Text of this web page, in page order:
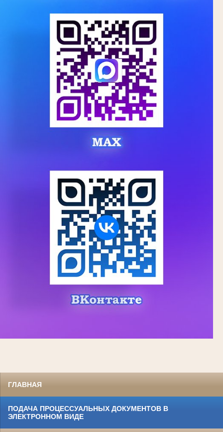
ГЛАВНАЯ
ПОДАЧА ПРОЦЕССУАЛЬНЫХ ДОКУМЕНТОВ В
ЭЛЕКТРОННОМ ВИДЕ